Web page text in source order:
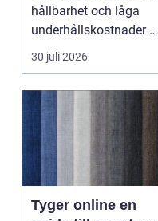
hållbarhet och låga
underhållskostnader är
viktigare än läg...
30 juli 2026
Tyger online en